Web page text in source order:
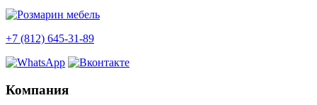
+7 (812) 645-31-89
Компания